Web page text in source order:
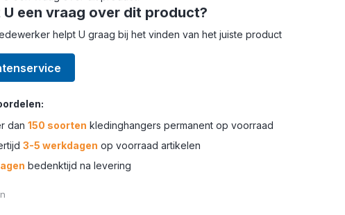
U een vraag over dit product?
helpt U graag bij het vinden van het juiste product
dan 150 soorten kledinghangers permanent op voorraad
3-5 werkdagen op voorraad artikelen
bedenktijd na levering